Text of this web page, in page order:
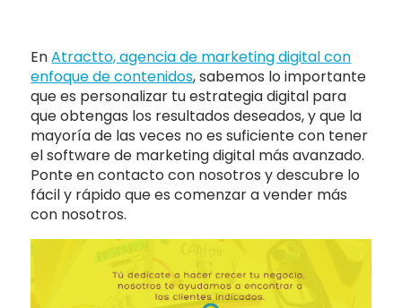
EnAtractto, agencia de marketing digital con
enfoque de contenidos, sabemos lo importante
que es personalizar tu estrategia digital para
que obtengas los resultados deseados, y que la
mayoría de las veces no es suficiente con tener
el software de marketing digital más avanzado.
Ponte en contacto con nosotros y descubre lo
fácil y rápido que es comenzar a vender más
con nosotros.